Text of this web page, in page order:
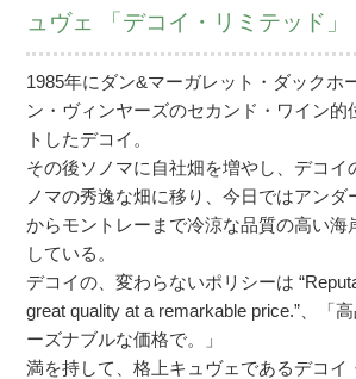
ュヴェ 「デコイ・リミテッド」
1985年にダン&マーガレット・ダックホ
ン・ヴィンヤーズのセカンド・ワイン的
トしたデコイ。
その後ソノマに自社畑を増やし、デコイ
ノマの秀逸な畑に移り、今日ではアンダ
からモントレーまで冷涼な品質の高い海
している。
デコイの、変わらないポリシーは
great quality at a remarkable price.”、「
ーズナブルな価格で。」
満を持して、格上キュヴェであるデコイ